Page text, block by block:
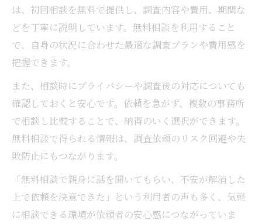
は、初回相談を無料で提供し、調査内容や費用、期間な
どを丁寧に説明しています。無料相談を利用すること
で、自身の状況に合わせた最適な調査プランや費用感を
把握できます。
また、相談時にプライバシーや調査後の対応についても
確認しておくと安心です。依頼を急がず、複数の事務所
で相談し比較することで、納得のいく選択ができます。
無料相談で得られる情報は、調査依頼のリスク回避や失
敗防止にもつながります。
「無料相談で親身に話を聞いてもらい、不安が解消した
上で依頼を決意できた」という利用者の声も多く、気軽
に相談できる環境が依頼者の安心感につながっていま